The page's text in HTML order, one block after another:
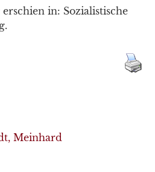
in: Sozialistische
Meinhard